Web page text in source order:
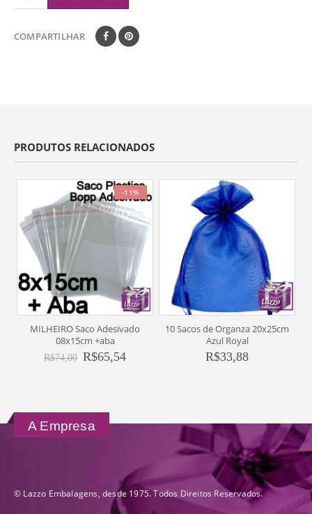
COMPARTILHAR
PRODUTOS RELACIONADOS
-11%
MILHEIRO Saco Adesivado
08x15cm +aba
R$74,00 R$65,54
10 Sacos de Organza 20x25cm
Azul Royal
R$33,88
A Empresa
© Lazzo Embalagens, desde 1975. Todos Direitos Reservados.